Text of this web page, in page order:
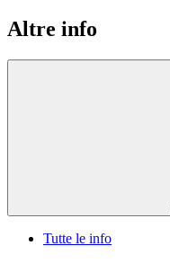
Altre info
Tutte le info